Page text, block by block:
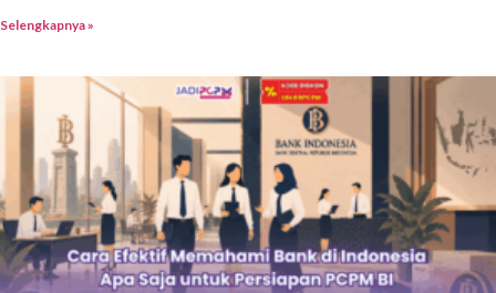
Selengkapnya »